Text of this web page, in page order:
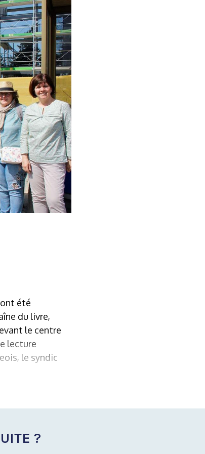
été
du livre,
le centre
lecture
le syndic
?